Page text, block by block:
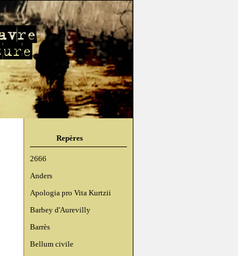
Repères
2666
Anders
Apologia pro Vita Kurtzii
Barbey d'Aurevilly
Barrès
Bellum civile